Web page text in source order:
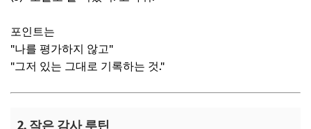
포인트는
"나를 평가하지 않고"
"그저 있는 그대로 기록하는 것."
2. 작은 감사 루틴